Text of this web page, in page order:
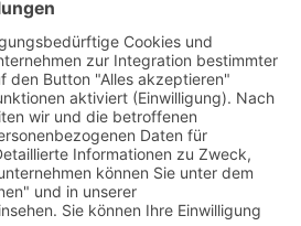
erfahrenen Augenärzte
sind Experten für
bieten eine Vielzahl von
Routineuntersuchungen,
Kontaktlinsenanpassungen
von Augenkrankheiten. Sie
Technologien, um genaue
und eine optimale